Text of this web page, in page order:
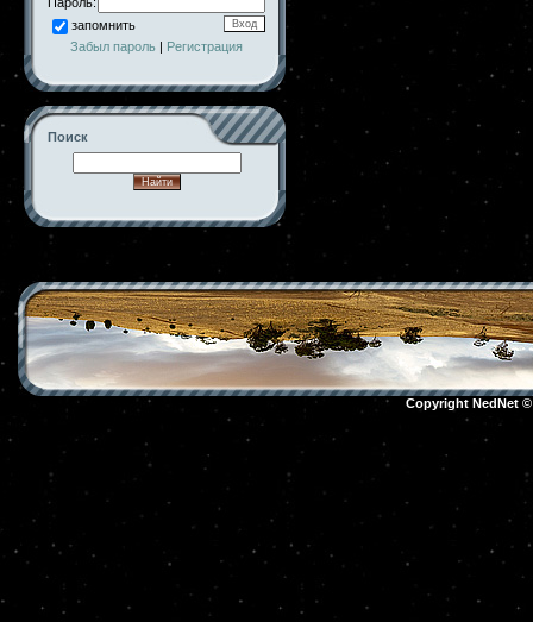
запомнить
Забыл пароль | Регистрация
Поиск
Copyright NedNet